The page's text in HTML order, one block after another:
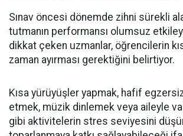
Sınav öncesi dönemde zihni sürekli
tutmanın performansı olumsuz
dikkat çeken uzmanlar, öğrencilerin
zaman ayırması gerektiğini belirtiyor.
Kısa yürüyüşler yapmak, hafif
etmek, müzik dinlemek veya aileyle
gibi aktivitelerin stres seviyesini